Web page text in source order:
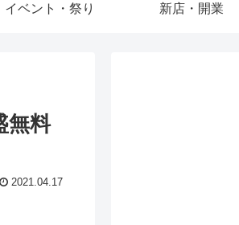
イベント・祭り 新店・開業
無料
2021.04.17